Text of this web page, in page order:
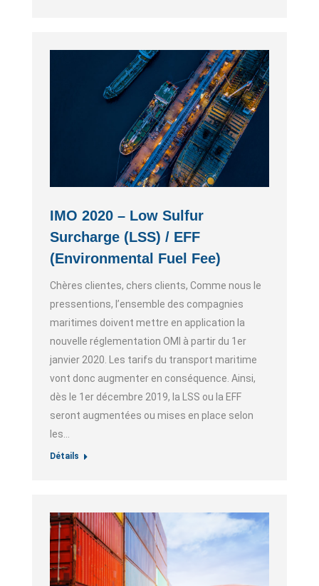
IMO 2020 – Low Sulfur
Surcharge (LSS) / EFF
(Environmental Fuel Fee)
Chères clientes, chers clients, Comme nous le
pressentions, l’ensemble des compagnies
maritimes doivent mettre en application la
nouvelle réglementation OMI à partir du 1er
janvier 2020. Les tarifs du transport maritime
vont donc augmenter en conséquence. Ainsi,
dès le 1er décembre 2019, la LSS ou la EFF
seront augmentées ou mises en place selon
les…
Détails